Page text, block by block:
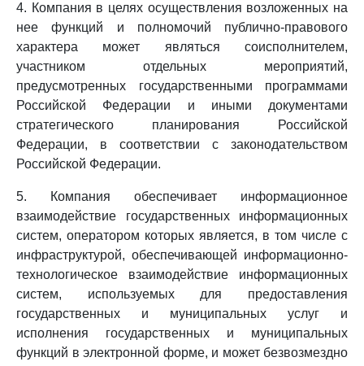
4. Компания в целях осуществления возложенных на
нее функций и полномочий публично-правового
характера может являться соисполнителем,
участником отдельных мероприятий,
предусмотренных государственными программами
Российской Федерации и иными документами
стратегического планирования Российской
Федерации, в соответствии с законодательством
Российской Федерации.
5. Компания обеспечивает информационное
взаимодействие государственных информационных
систем, оператором которых является, в том числе с
инфраструктурой, обеспечивающей информационно-
технологическое взаимодействие информационных
систем, используемых для предоставления
государственных и муниципальных услуг и
исполнения государственных и муниципальных
функций в электронной форме, и может безвозмездно